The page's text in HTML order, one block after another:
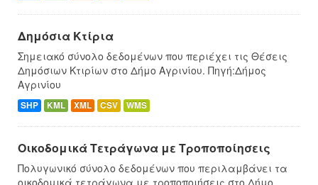
Δημόσια Κτίρια
Σημειακό σύνολο δεδομένων που περιέχει τις Θέσεις
Δημόσιων Κτιρίων στο Δήμο Αγρινίου. Πηγή:Δήμος
Αγρινίου
SHP KML XML CSV WMS
Οικοδομικά Τετράγωνα με Τροποποίησεις
Πολυγωνικό σύνολο δεδομένων που περιλαμβάνει τα
οικοδομικά τετράγωνα με τροποποιήσεις στο Δήμο